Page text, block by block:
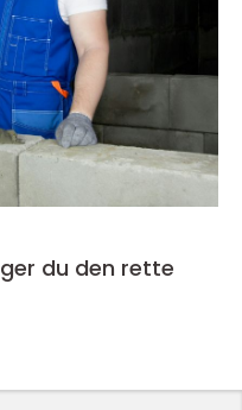
du den rette